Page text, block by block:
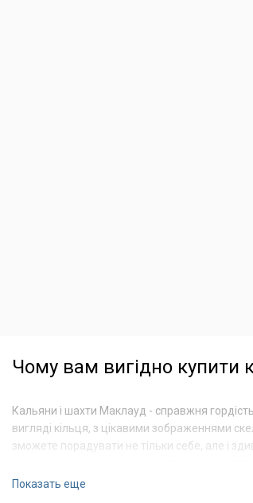
Чому вам вигідно купити
Кальяни і шахти Маклауд - справжня
вигляді кільця, з цікавими зображеннями
зможете порадувати не тільки себе, але і
Показать еще